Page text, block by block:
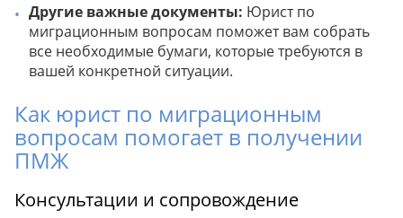
Другие важные документы: Юрист по
миграционным вопросам поможет вам собрать
все необходимые бумаги, которые требуются в
вашей конкретной ситуации.
Как юрист по миграционным
вопросам помогает в получении
ПМЖ
Консультации и сопровождение